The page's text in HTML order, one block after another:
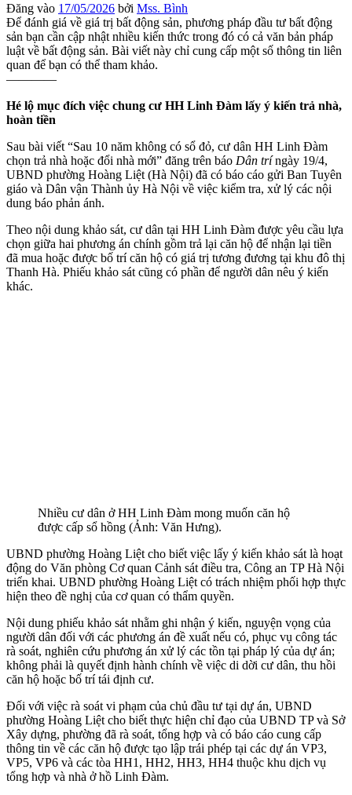
Đăng vào 17/05/2026 bởi Mss. Bình
Để đánh giá về giá trị bất động sản, phương pháp đầu tư bất động
sản bạn cần cập nhật nhiều kiến thức trong đó có cả văn bản pháp
luật về bất động sản. Bài viết này chỉ cung cấp một số thông tin liên
quan để bạn có thể tham khảo.
————
Hé lộ mục đích việc chung cư HH Linh Đàm lấy ý kiến trả nhà,
hoàn tiền
Sau bài viết “Sau 10 năm không có sổ đỏ, cư dân HH Linh Đàm
chọn trả nhà hoặc đổi nhà mới” đăng trên báo Dân tríngày 19/4,
UBND phường Hoàng Liệt (Hà Nội) đã có báo cáo gửi Ban Tuyên
giáo và Dân vận Thành ủy Hà Nội về việc kiểm tra, xử lý các nội
dung báo phản ánh.
Theo nội dung khảo sát, cư dân tại HH Linh Đàm được yêu cầu lựa
chọn giữa hai phương án chính gồm trả lại căn hộ để nhận lại tiền
đã mua hoặc được bố trí căn hộ có giá trị tương đương tại khu đô thị
Thanh Hà. Phiếu khảo sát cũng có phần để người dân nêu ý kiến
khác.
Nhiều cư dân ở HH Linh Đàm mong muốn căn hộ
được cấp sổ hồng (Ảnh: Văn Hưng).
UBND phường Hoàng Liệt cho biết việc lấy ý kiến khảo sát là hoạt
động do Văn phòng Cơ quan Cảnh sát điều tra, Công an TP Hà Nội
triển khai. UBND phường Hoàng Liệt có trách nhiệm phối hợp thực
hiện theo đề nghị của cơ quan có thẩm quyền.
Nội dung phiếu khảo sát nhằm ghi nhận ý kiến, nguyện vọng của
người dân đối với các phương án đề xuất nếu có, phục vụ công tác
rà soát, nghiên cứu phương án xử lý các tồn tại pháp lý của dự án;
không phải là quyết định hành chính về việc di dời cư dân, thu hồi
căn hộ hoặc bố trí tái định cư.
Đối với việc rà soát vi phạm của chủ đầu tư tại dự án, UBND
phường Hoàng Liệt cho biết thực hiện chỉ đạo của UBND TP và Sở
Xây dựng, phường đã rà soát, tổng hợp và có báo cáo cung cấp
thông tin về các căn hộ được tạo lập trái phép tại các dự án VP3,
VP5, VP6 và các tòa HH1, HH2, HH3, HH4 thuộc khu dịch vụ
tổng hợp và nhà ở hồ Linh Đàm.